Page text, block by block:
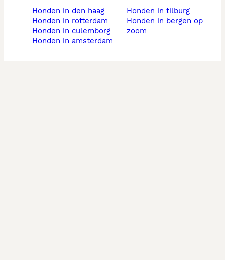
honden in den haag
honden in rotterdam
honden in culemborg
honden in amsterdam
honden in tilburg
honden in bergen op
zoom